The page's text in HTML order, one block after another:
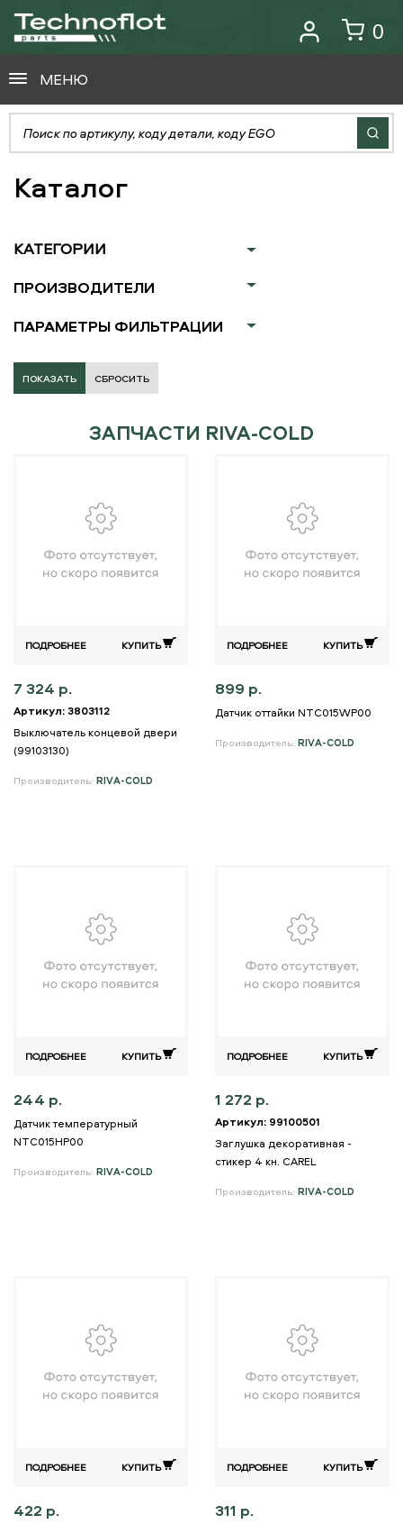
0
МЕНЮ
Каталог
КАТЕГОРИИ
ПРОИЗВОДИТЕЛИ
ПАРАМЕТРЫ ФИЛЬТРАЦИИ
СБРОСИТЬ
ЗАПЧАСТИ RIVA-COLD
ПОДРОБНЕЕ КУПИТЬ
7 324 р.
Артикул: 3803112
Выключатель концевой двери
(99103130)
Производитель: RIVA-COLD
ПОДРОБНЕЕ КУПИТЬ
899 р.
Датчик оттайки NTC015WP00
Производитель: RIVA-COLD
ПОДРОБНЕЕ КУПИТЬ
244 р.
Датчик температурный
NTC015HP00
Производитель: RIVA-COLD
ПОДРОБНЕЕ КУПИТЬ
1 272 р.
Артикул: 99100501
Заглушка декоративная -
стикер 4 кн. CAREL
Производитель: RIVA-COLD
ПОДРОБНЕЕ КУПИТЬ
422 р.
ПОДРОБНЕЕ КУПИТЬ
311 р.